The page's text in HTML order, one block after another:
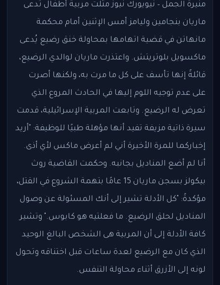
منيرة الجمل – نيويورك نيوز مثلت مربية أطفال تدعى
ماريان بنجامين وليامز أمس الإثنين أمام محكمة
مانهاتن في قضية اتهامها بمحاولة خنق رضيع يُدعى
ماكسويل بلوتريتش. واعتذرت ماريان لوالدي الرضيع،
قائلةً إنها تأسف على كل ما مرت به، ولكنها أصرت
على عدم توجيه اللوم إليها في الحادث المروع الذي
تعرض له الرضيع. وتابعت المربية الإسرائيلية، قدمت
سيرة ذاتية مزيفة تفيد أنها مؤهلة طبيًا للوظيفة: "أريد
إخباركما للمرة الأخيرة أني لم أعرض ماكس لأي أذى.
أنا لم أضع المناديل بجانبه. وحكمت القاضية روث
بيكولز بسجن ماريان 15 عامًا بتهمة الشروع في القتل،
مؤكدةً: "كل الأدلة تشير إلى أنك المسئولة عن وصول
المناديل لحلق الرضيع. ما فعلتيه هو كابوس." وتشير
كافة الأدلة إلى أن المربية هى الشخص البالغ الوحيد
الذي كان مع الرضيع لعدة ساعات قبل اختناقه وتحول
لونه إلى الأزرق أثناء محاولة التنفس.